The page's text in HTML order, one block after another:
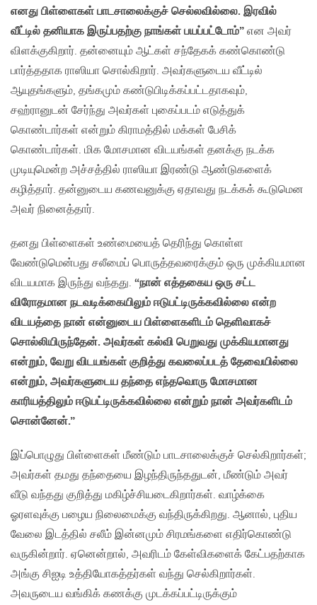
எனது பிள்ளைகள் பாடசாலைக்குச் செல்லவில்லை. இரவில்
வீட்டில் தனியாக இருப்பதற்கு நாங்கள் பயப்பட்டோம்” என அவர்
விளக்குகிறார். தன்னையும் ஆட்கள் சந்தேகக் கண்கொண்டு
பார்த்ததாக ராஸியா சொல்கிறார். அவர்களுடைய வீட்டில்
ஆயுதங்களும், தங்கமும் கண்டுபிடிக்கப்பட்டதாகவும்,
சஹ்ரானுடன் சேர்ந்து அவர்கள் புகைப்படம் எடுத்துக்
கொண்டார்கள் என்றும் கிராமத்தில் மக்கள் பேசிக்
கொண்டார்கள். மிக மோசமான விடயங்கள் தனக்கு நடக்க
முடியுமென்ற அச்சத்தில் ராஸியா இரண்டு ஆண்டுகளைக்
கழித்தார். தன்னுடைய கணவனுக்கு ஏதாவது நடக்கக் கூடுமென
அவர் நினைத்தார்.
தனது பிள்ளைகள் உண்மையைத் தெரிந்து கொள்ள
வேண்டுமென்பது சலீமைப் பொருத்தவரைக்கும் ஒரு முக்கியமான
விடயமாக இருந்து வந்தது. “நான் எத்தகைய ஒரு சட்ட
விரோதமான நடவடிக்கையிலும் ஈடுபட்டிருக்கவில்லை என்ற
விடயத்தை நான் என்னுடைய பிள்ளைகளிடம் தெளிவாகச்
சொல்லியிருந்தேன். அவர்கள் கல்வி பெறுவது முக்கியமானது
என்றும், வேறு விடயங்கள் குறித்து கவலைப்படத் தேவையில்லை
என்றும், அவர்களுடைய தந்தை எந்தவொரு மோசமான
காரியத்திலும் ஈடுபட்டிருக்கவில்லை என்றும் நான் அவர்களிடம்
சொன்னேன்.”
இப்பொழுது பிள்ளைகள் மீண்டும் பாடசாலைக்குச் செல்கிறார்கள்;
அவர்கள் தமது தந்தையை இழந்திருந்ததுடன், மீண்டும் அவர்
வீடு வந்தது குறித்து மகிழ்ச்சியடைகிறார்கள். வாழ்க்கை
ஓரளவுக்கு பழைய நிலைமைக்கு வந்திருக்கிறது. ஆனால், புதிய
வேலை இடத்தில் சலீம் இன்னமும் சிரமங்களை எதிர்கொண்டு
வருகின்றார். ஏனென்றால், அவரிடம் கேள்விகளைக் கேட்பதற்காக
அங்கு சிஐடி உத்தியோகத்தர்கள் வந்து செல்கிறார்கள்.
அவருடைய வங்கிக் கணக்கு முடக்கப்பட்டிருக்கும்